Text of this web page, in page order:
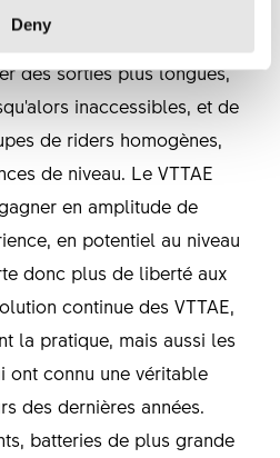
Deny
classiques, les VTTAE
des sorties plus longues,
inaccessibles, et de
de riders homogènes,
de niveau. Le VTTAE
en amplitude de
en potentiel au niveau
donc plus de liberté aux
continue des VTTAE,
la pratique, mais aussi les
ont connu une véritable
des dernières années.
batteries de plus grande